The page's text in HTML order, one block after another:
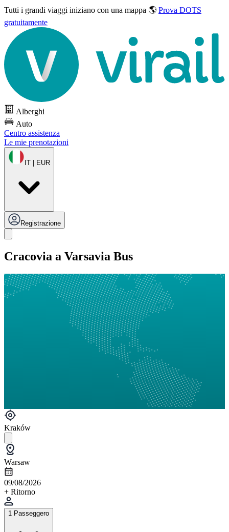
Tutti i grandi viaggi iniziano con una mappa 🌎 Prova DOTS
gratuitamente
Alberghi
Auto
Centro assistenza
Le mie prenotazioni
IT | EUR
Registrazione
Cracovia a Varsavia Bus
Kraków
Warsaw
09/08/2026
+ Ritorno
1 Passeggero